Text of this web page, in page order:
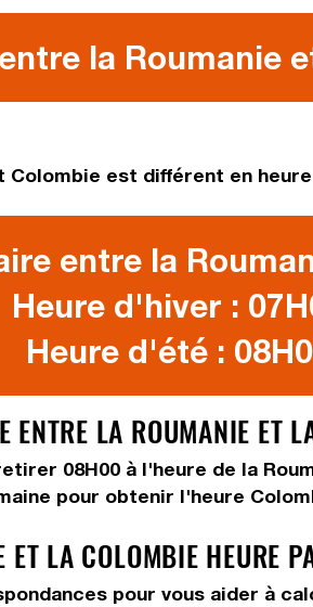
la Roumanie
est différent en
entre la
Heure d'hiver :
Heure d'été :
ENTRE LA ROUMANIE ET
08H00 à l'heure de la
pour obtenir l'heure
LA COLOMBIE HEURE
pour vous aider à